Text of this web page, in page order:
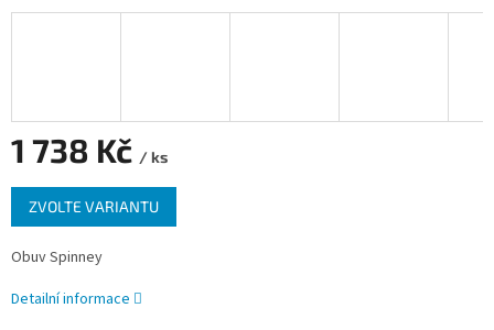
1 738 Kč / ks
Měrná
cena:
ZVOLTE VARIANTU
Obuv Spinney
Detailní informace